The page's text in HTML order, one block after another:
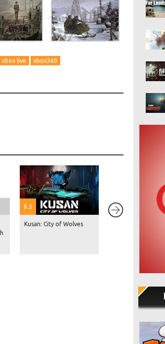
xbox live xbox360
8.5
Kusan: City of Wolves